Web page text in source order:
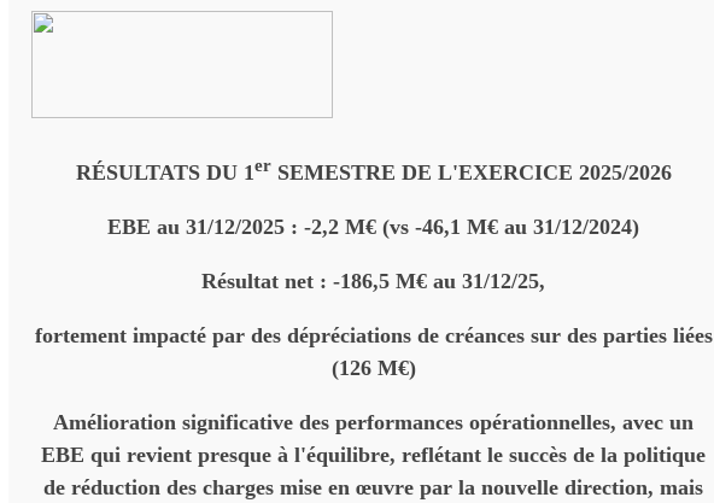
RÉSULTATS DU 1erSEMESTRE DE L'EXERCICE 2025/2026
EBE au 31/12/2025 : -2,2 M€ (vs -46,1 M€ au 31/12/2024)
Résultat net : -186,5 M€ au 31/12/25,
fortement impacté par des dépréciations de créances sur des parties liées
(126 M€)
Amélioration significative des performances opérationnelles, avec un
EBE qui revient presque à l'équilibre, reflétant le succès de la politique
de réduction des charges mise en œuvre par la nouvelle direction, mais